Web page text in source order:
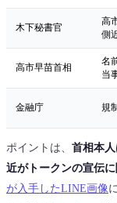
木下秘書官
高
側
高市早苗首相
名
当
金融庁 規
ポイントは、 首相本
近がトークンの宣伝
が入手したLINE画像